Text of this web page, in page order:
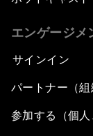
エンゲージメ
サインイン
パートナー（
参加する（個人